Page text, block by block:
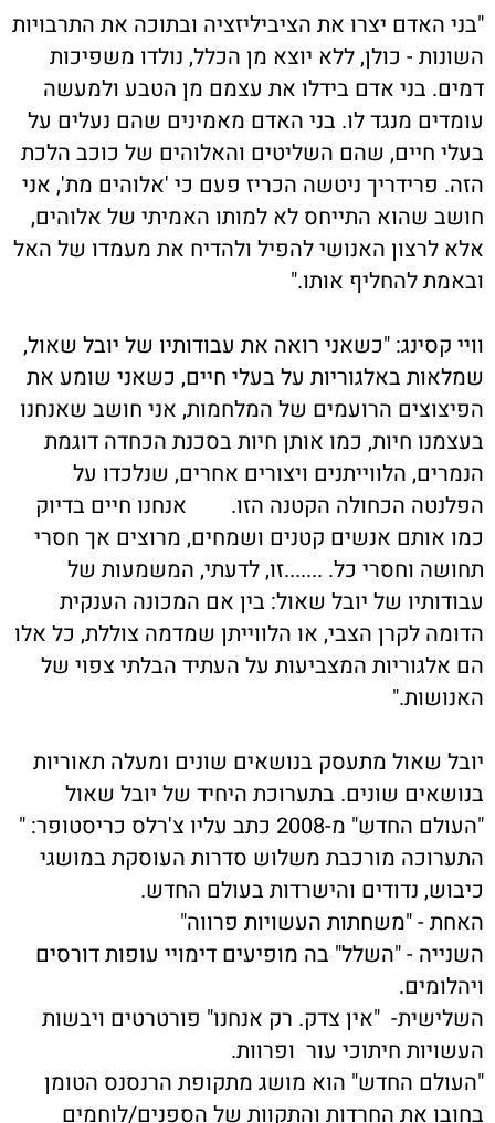
האדם יצרו את הציביליזציה ובתוכה את התרבויות
- כולן, ללא יוצא מן הכלל, נולדו משפיכות
בני אדם בידלו את עצמם מן הטבע ולמעשה
מנגד לו. בני האדם מאמינים שהם נעלים על
חיים, שהם השליטים והאלוהים של כוכב הלכת
פרידריך ניטשה הכריז פעם כי 'אלוהים מת', אני
שהוא התייחס לא למותו האמיתי של אלוהים,
לרצון האנושי להפיל ולהדיח את מעמדו של האל
להחליף אותו."
קסינג: "כשאני רואה את עבודותיו של יובל שאול,
באלגוריות על בעלי חיים, כשאני שומע את
הרועמים של המלחמות, אני חושב שאנחנו
חיות, כמו אותן חיות בסכנת הכחדה דוגמת
הלווייתנים ויצורים אחרים, שנלכדו על
הכחולה הקטנה הזו. אנחנו חיים בדיוק
אותם אנשים קטנים ושמחים, מרוצים אך חסרי
וחסרי כל. .......זו, לדעתי, המשמעות של
של יובל שאול: בין אם המכונה הענקית
לקרן הצבי, או הלווייתן שמדמה צוללת, כל אלו
אלגוריות המצביעות על העתיד הבלתי צפוי של
שאול מתעסק בנושאים שונים ומעלה תאוריות
שונים. בתערוכת היחיד של יובל שאול
"העולם החדש" מ-2008 כתב עליו צ'רלס כריסטופר: "
מורכבת משלוש סדרות העוסקת במושגי
נדודים והישרדות בעולם החדש.
- "משחתות העשויות פרווה"
- "השלל" בה מופיעים דימויי עופות דורסים
"אין צדק. רק אנחנו" פורטרטים ויבשות
חיתוכי עור ופרוות.
החדש" הוא מושג מתקופת הרנסנס הטומן
את החרדות והתקוות של הספנים/לוחמים